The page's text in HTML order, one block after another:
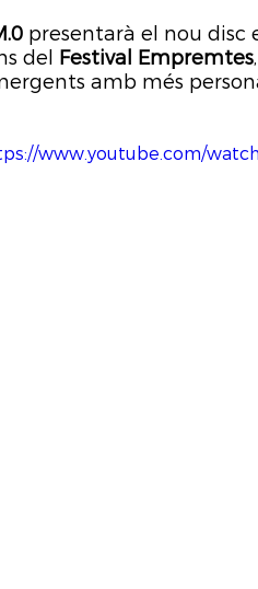
presentarà el nou disc
del Festival Empremtes
amb més
www.youtube.com/